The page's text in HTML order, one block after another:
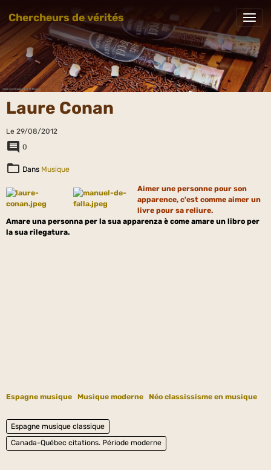
Chercheurs de vérités
Laure Conan
Le 29/08/2012
0
Dans Musique
Aimer une personne pour son
apparence, c'est comme aimer un
livre pour sa reliure.
Amare una personna per la sua apparenza è come amare un libro per
la sua rilegatura.
Espagne musique Musique moderne Néo classissisme en musique
Espagne musique classique
Canada-Québec citations. Période moderne